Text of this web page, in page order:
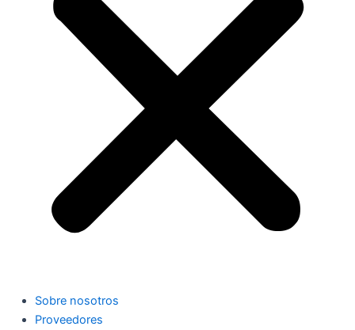
Sobre nosotros
Proveedores